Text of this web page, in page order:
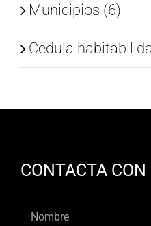
Municipios (6)
Cedula
CONTACTA CON